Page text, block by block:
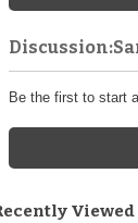
Be the first to start